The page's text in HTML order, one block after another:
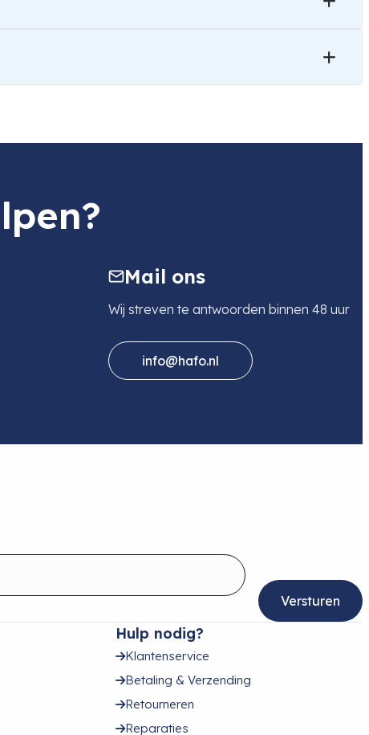
Mail ons
Wij streven te antwoorden binnen 48 uur
info@hafo.nl
Hulp nodig?
Klantenservice
Betaling & Verzending
Retourneren
Reparaties